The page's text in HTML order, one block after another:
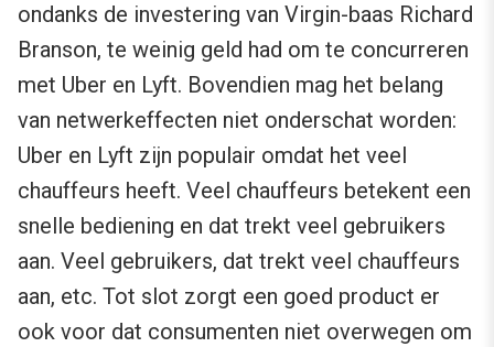
ondanks de investering van Virgin-baas Richard
Branson, te weinig geld had om te concurreren
met Uber en Lyft. Bovendien mag het belang
van netwerkeffecten niet onderschat worden:
Uber en Lyft zijn populair omdat het veel
chauffeurs heeft. Veel chauffeurs betekent een
snelle bediening en dat trekt veel gebruikers
aan. Veel gebruikers, dat trekt veel chauffeurs
aan, etc. Tot slot zorgt een goed product er
ook voor dat consumenten niet overwegen om